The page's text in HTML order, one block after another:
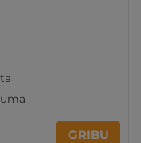
GRIBU